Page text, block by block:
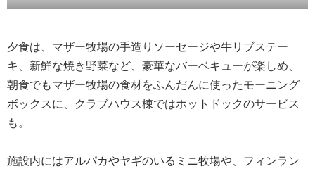
夕食は、マザー牧場の手造りソーセージや牛リブステー
キ、新鮮な焼き野菜など、豪華なバーベキューが楽しめ、
朝食でもマザー牧場の食材をふんだんに使ったモーニング
ボックスに、クラブハウス棟ではホットドックのサービス
も。
施設内にはアルパカやヤギのいるミニ牧場や、フィンラン